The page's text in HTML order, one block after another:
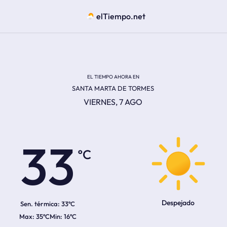
elTiempo.net
EL TIEMPO AHORA EN
SANTA MARTA DE TORMES
VIERNES, 7 AGO
33
Sen. térmica: 33ºC
35ºC 16ºC
Despejado